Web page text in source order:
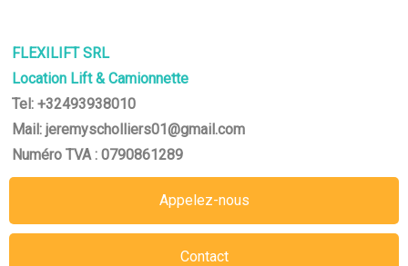
FLEXILIFT SRL
Location Lift & Camionnette
Tel: +32493938010
Mail: jeremyscholliers01@gmail.com
Numéro TVA : 0790861289
Appelez-nous
Contact